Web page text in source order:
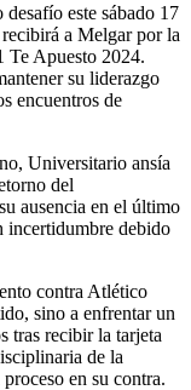
este sábado 17
a Melgar por la
Te Apuesto 2024.
su liderazgo
encuentros de
Universitario ansía
del
ausencia en el último
incertidumbre debido
contra Atlético
sino a enfrentar un
tras recibir la tarjeta
de la
en su contra.